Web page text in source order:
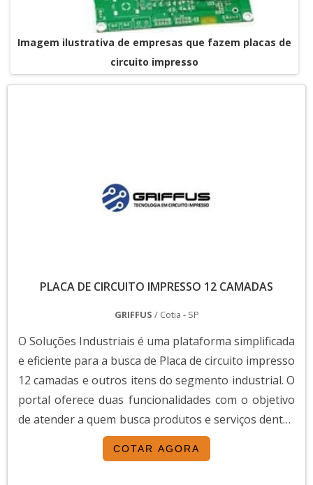
Imagem ilustrativa de empresas que fazem placas de
circuito impresso
PLACA DE CIRCUITO IMPRESSO 12 CAMADAS
GRIFFUS / Cotia - SP
O Soluções Industriais é uma plataforma simplificada
e eficiente para a busca de Placa de circuito impresso
12 camadas e outros itens do segmento industrial. O
portal oferece duas funcionalidades com o objetivo
de atender a quem busca produtos e serviços dentro
do segmento industrial ou empresas com interesse
na divulgação de seus produtos e serviços de forma
COTAR AGORA